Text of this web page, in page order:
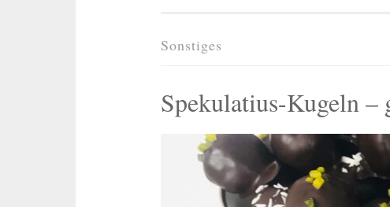
Sonstiges
Spekulatius-Kugeln –